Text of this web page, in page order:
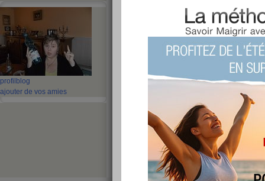
profil blog
ajouter de vos amies
>
>
...AUJOURD'HUI Ste RITA.....
Blog de
BONJOUR A
...AUJOURD'HUI
publié le 22/05/2008 à 06:25